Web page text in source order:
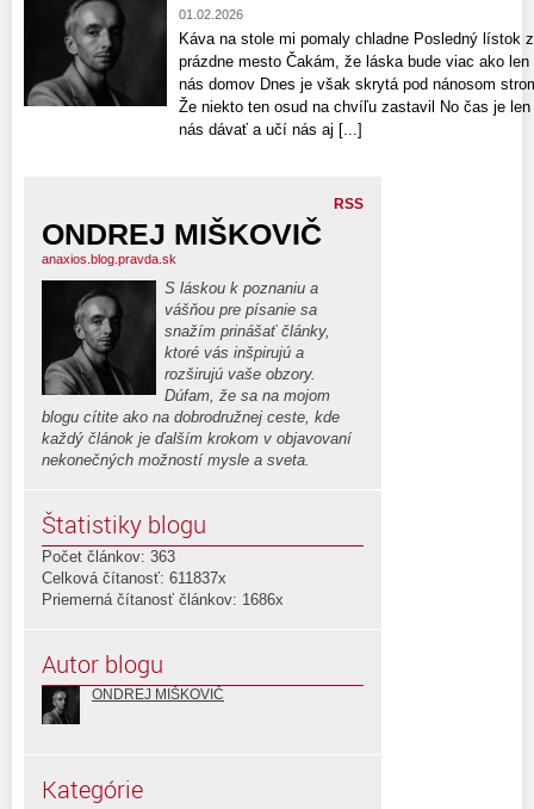
01.02.2026
Káva na stole mi pomaly chladne Posledný lístok
prázdne mesto Čakám, že láska bude viac ako
nás domov Dnes je však skrytá pod nánosom
Že niekto ten osud na chvíľu zastavil No čas je
nás dávať a učí nás aj [...]
RSS
ONDREJ MIŠKOVIČ
anaxios.blog.pravda.sk
S láskou k poznaniu a
vášňou pre písanie sa
snažím prinášať články,
ktoré vás inšpirujú a
rozširujú vaše obzory.
Dúfam, že sa na mojom
blogu cítite ako na dobrodružnej ceste, kde
každý článok je ďalším krokom v objavovaní
nekonečných možností mysle a sveta.
Štatistiky blogu
Počet článkov: 363
Celková čítanosť: 611837x
Priemerná čítanosť článkov: 1686x
Autor blogu
ONDREJ MIŠKOVIČ
Kategórie